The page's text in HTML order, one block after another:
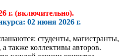
г. (включительно).
02 июня 2026 г.
студенты, магистранты,
также коллективы авторов.